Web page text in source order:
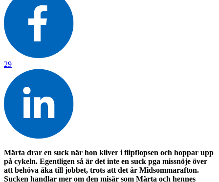
29
Märta drar en suck när hon kliver i flipflopsen och hoppar upp
på cykeln. Egentligen så är det inte en suck pga missnöje över
att behöva åka till jobbet, trots att det är Midsommarafton.
Sucken handlar mer om den misär som Märta och hennes